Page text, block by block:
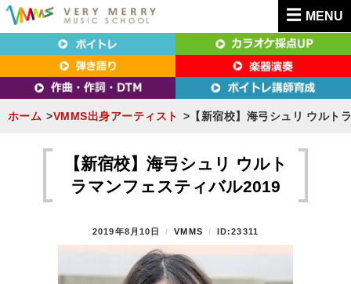
MENU
東京（新宿・八王子）・横浜・名古屋・京都で
「本気」になれるボイトレ教室｜VERY MERRY
MUSIC SCHOOL（ベリーメリー）
東京（新宿・八王子）・横浜・名古屋・京都で「本気」になれるボイトレ教室｜
VERY MERRY MUSIC SCHOOL（ベリーメリー）
ホーム VMMS出身アーティスト 【新宿校】海弓シュリ ウルト
【新宿校】海弓シュリ ウルト
ラマンフェスティバル2019
P
O
T
2019年8月10日
B
Y
VMMS ID:23311